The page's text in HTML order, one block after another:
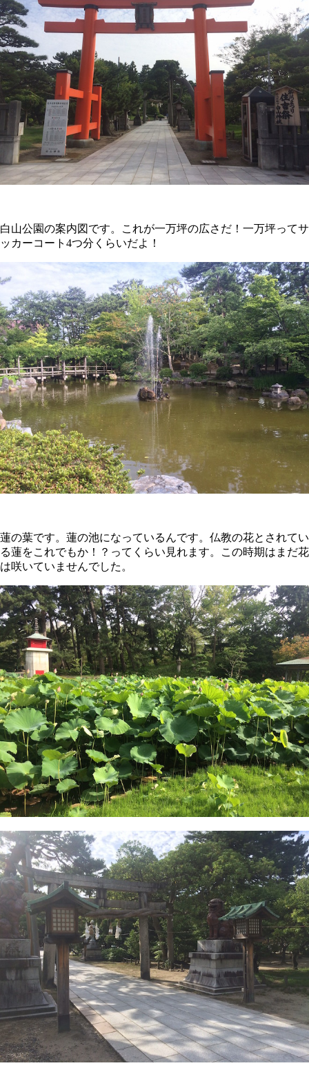
白山公園の案内図です。これが一万坪の広さだ！一万坪ってサ
ッカーコート4つ分くらいだよ！
蓮の葉です。蓮の池になっているんです。仏教の花とされてい
る蓮をこれでもか！？ってくらい見れます。この時期はまだ花
は咲いていませんでした。